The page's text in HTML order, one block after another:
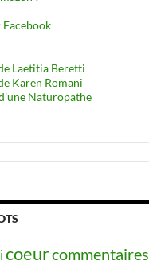
Facebook
Laetitia Beretti
Karen Romani
Naturopathe
coeurcommentaires